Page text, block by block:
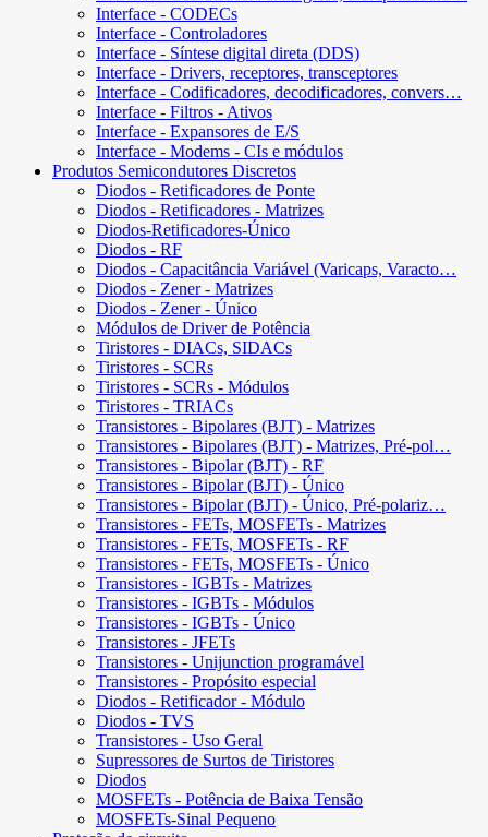
Interface - CODECs
Interface - Controladores
Interface - Síntese digital direta (DDS)
Interface - Drivers, receptores, transceptores
Interface - Codificadores, decodificadores, convers…
Interface - Filtros - Ativos
Interface - Expansores de E/S
Interface - Modems - CIs e módulos
Produtos Semicondutores Discretos
Diodos - Retificadores de Ponte
Diodos - Retificadores - Matrizes
Diodos-Retificadores-Único
Diodos - RF
Diodos - Capacitância Variável (Varicaps, Varacto…
Diodos - Zener - Matrizes
Diodos - Zener - Único
Módulos de Driver de Potência
Tiristores - DIACs, SIDACs
Tiristores - SCRs
Tiristores - SCRs - Módulos
Tiristores - TRIACs
Transistores - Bipolares (BJT) - Matrizes
Transistores - Bipolares (BJT) - Matrizes, Pré-pol…
Transistores - Bipolar (BJT) - RF
Transistores - Bipolar (BJT) - Único
Transistores - Bipolar (BJT) - Único, Pré-polariz…
Transistores - FETs, MOSFETs - Matrizes
Transistores - FETs, MOSFETs - RF
Transistores - FETs, MOSFETs - Único
Transistores - IGBTs - Matrizes
Transistores - IGBTs - Módulos
Transistores - IGBTs - Único
Transistores - JFETs
Transistores - Unijunction programável
Transistores - Propósito especial
Diodos - Retificador - Módulo
Diodos - TVS
Transistores - Uso Geral
Supressores de Surtos de Tiristores
Diodos
MOSFETs - Potência de Baixa Tensão
MOSFETs-Sinal Pequeno